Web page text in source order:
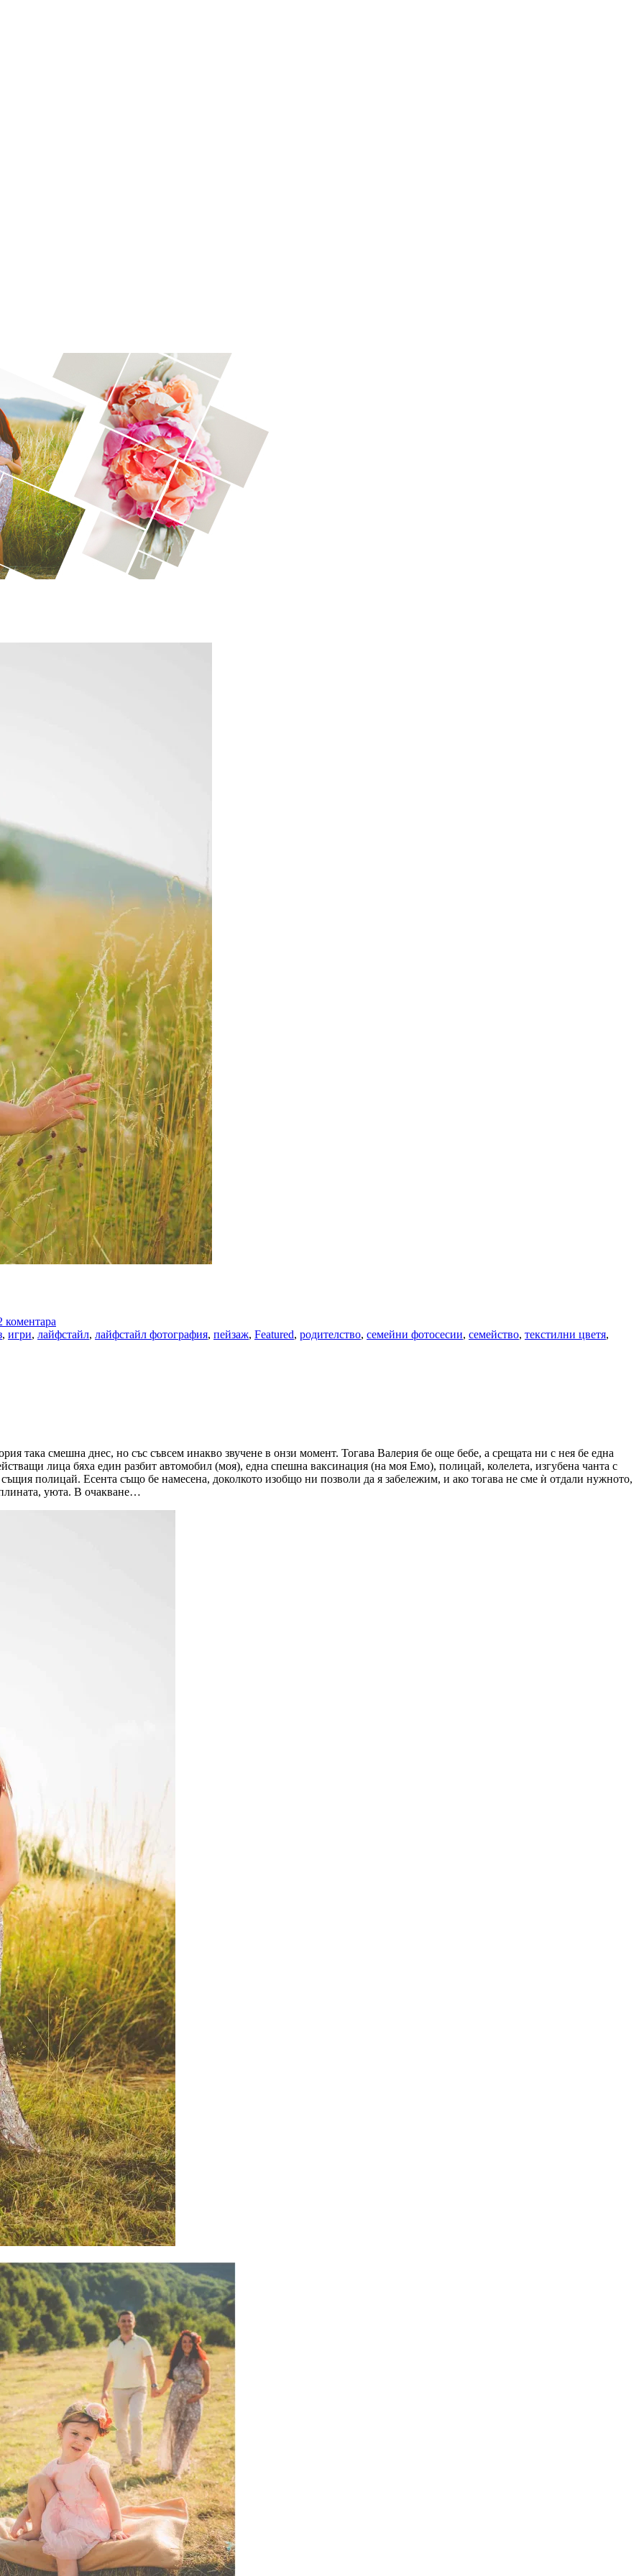
коментара
, игри, лайфстайл, лайфстайл фотография, пейзаж, Featured, родителство, семейни фотосесии, семейство, текстилни цветя,
така смешна днес, но със съвсем инакво звучене в онзи момент. Тогава Валерия бе още бебе, а срещата ни с нея бе една
лица бяха един разбит автомобил (моя), една спешна ваксинация (на моя Емо), полицай, колелета, изгубена чанта с
полицай. Есента също бе намесена, доколкото изобщо ни позволи да я забележим, и ако тогава не сме ѝ отдали нужното,
уюта. В очакване…